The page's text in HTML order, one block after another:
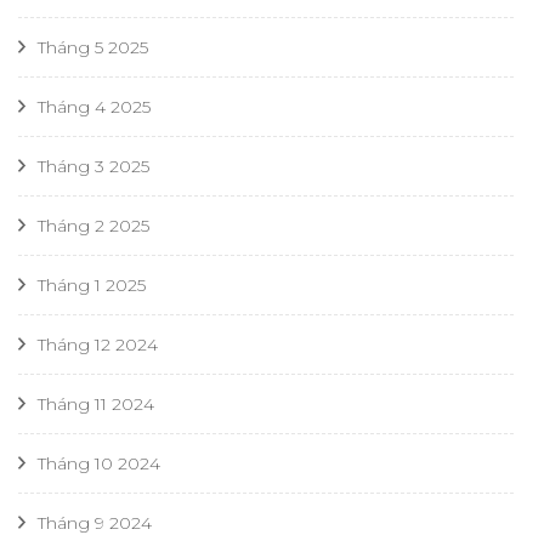
Tháng 5 2025
Tháng 4 2025
Tháng 3 2025
Tháng 2 2025
Tháng 1 2025
Tháng 12 2024
Tháng 11 2024
Tháng 10 2024
Tháng 9 2024